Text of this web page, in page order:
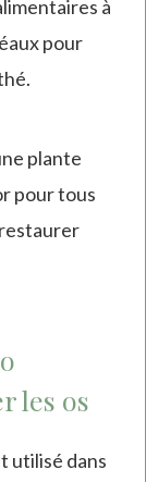
à
pour
plante
pour tous
les os
utilisé dans